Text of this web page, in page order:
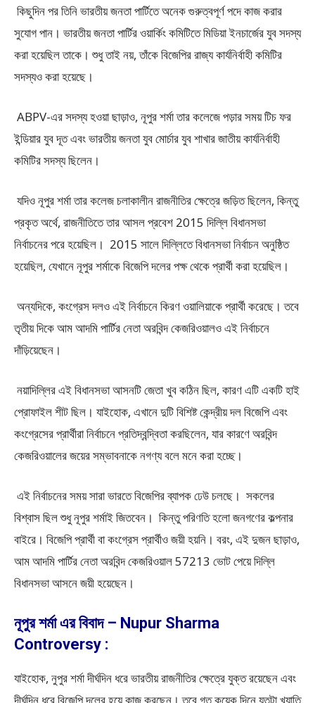
কিছুদিন পর তিনি ভারতীয় জনতা পার্টিতে অনেক গুরুত্বপূর্ণ পদে কাজ করার
সুযোগ পান। ভারতীয় জনতা পার্টির ওয়ার্কিং কমিটিতে মিডিয়া ইনচার্জের যুব সদস্য
করা হয়েছিল তাকে। শুধু তাই নয়, তাঁকে বিজেপির রাজ্য কার্যনির্বাহী কমিটির
সদস্যও করা হয়েছে।
ABPV-এর সদস্য হওয়া ছাড়াও, নূপুর শর্মা তার কলেজে পড়ার সময় টিচ ফর
ইন্ডিয়ার যুব দূত এবং ভারতীয় জনতা যুব মোর্চার যুব শাখার জাতীয় কার্যনির্বাহী
কমিটির সদস্য ছিলেন।
যদিও নূপুর শর্মা তার কলেজ চলাকালীন রাজনীতির ক্ষেত্রে জড়িত ছিলেন, কিন্তু
প্রকৃত অর্থে, রাজনীতিতে তার আসল প্রবেশ 2015 দিল্লি বিধানসভা
নির্বাচনের পরে হয়েছিল। 2015 সালে দিল্লিতে বিধানসভা নির্বাচন অনুষ্ঠিত
হয়েছিল, যেখানে নূপুর শর্মাকে বিজেপি দলের পক্ষ থেকে প্রার্থী করা হয়েছিল।
অন্যদিকে, কংগ্রেস দলও এই নির্বাচনে কিরণ ওয়ালিয়াকে প্রার্থী করেছে। তবে
তৃতীয় দিকে আম আদমি পার্টির নেতা অরবিন্দ কেজরিওয়ালও এই নির্বাচনে
দাঁড়িয়েছেন।
নয়াদিল্লির এই বিধানসভা আসনটি জেতা খুব কঠিন ছিল, কারণ এটি একটি হাই
প্রোফাইল শীট ছিল। যাইহোক, এখানে দুটি বিশিষ্ট কেন্দ্রীয় দল বিজেপি এবং
কংগ্রেসের প্রার্থীরা নির্বাচনে প্রতিদ্বন্দ্বিতা করছিলেন, যার কারণে অরবিন্দ
কেজরিওয়ালের জয়ের সম্ভাবনাকে নগণ্য বলে মনে করা হচ্ছে।
এই নির্বাচনের সময় সারা ভারতে বিজেপির ব্যাপক ঢেউ চলছে। সকলের
বিশ্বাস ছিল শুধু নূপুর শর্মাই জিতবেন। কিন্তু পরিণতি হলো জনগণের কল্পনার
বাইরে। বিজেপি প্রার্থী বা কংগ্রেস প্রার্থীও জয়ী হয়নি। বরং, এই দুজন ছাড়াও,
আম আদমি পার্টির নেতা অরবিন্দ কেজরিওয়াল 57213 ভোট পেয়ে দিল্লি
বিধানসভা আসনে জয়ী হয়েছেন।
নূপুর শর্মা এর বিবাদ – Nupur Sharma
Controversy :
যাইহোক, নুপুর শর্মা দীর্ঘদিন ধরে ভারতীয় রাজনীতির ক্ষেত্রে যুক্ত রয়েছেন এবং